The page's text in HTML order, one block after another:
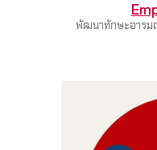
พัฒนาทักษะอารม